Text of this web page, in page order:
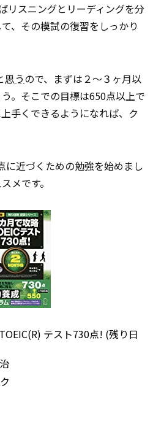
リスニングとリーディングを分
、その模試の復習をしっかり
思うので、まずは２～３ヶ月以
。そこでの目標は650点以上で
手くできるようになれば、ク
に近づくための勉強を始めまし
メです。
テスト730点! (残り日